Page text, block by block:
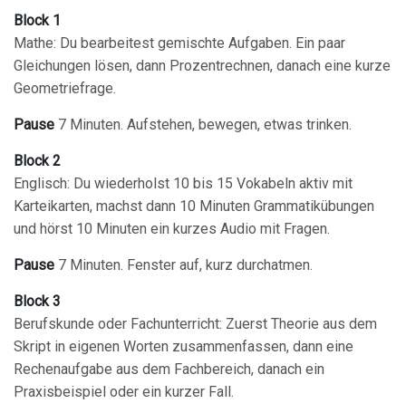
Block 1
Mathe: Du bearbeitest gemischte Aufgaben. Ein paar
Gleichungen lösen, dann Prozentrechnen, danach eine kurze
Geometriefrage.
Pause 7 Minuten. Aufstehen, bewegen, etwas trinken.
Block 2
Englisch: Du wiederholst 10 bis 15 Vokabeln aktiv mit
Karteikarten, machst dann 10 Minuten Grammatikübungen
und hörst 10 Minuten ein kurzes Audio mit Fragen.
Pause 7 Minuten. Fenster auf, kurz durchatmen.
Block 3
Berufskunde oder Fachunterricht: Zuerst Theorie aus dem
Skript in eigenen Worten zusammenfassen, dann eine
Rechenaufgabe aus dem Fachbereich, danach ein
Praxisbeispiel oder ein kurzer Fall.